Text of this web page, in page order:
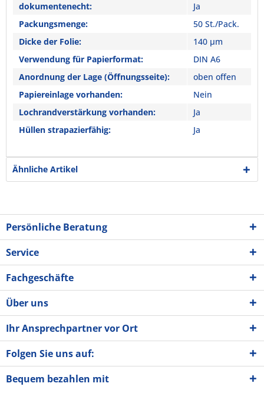
dokumentenecht:
Ja
Packungsmenge:
50 St./Pack.
Dicke der Folie:
140 µm
Verwendung für Papierformat:
DIN A6
Anordnung der Lage (Öffnungsseite):
oben offen
Papiereinlage vorhanden:
Nein
Lochrandverstärkung vorhanden:
Ja
Hüllen strapazierfähig:
Ja
Ähnliche Artikel
Persönliche Beratung
Service
Fachgeschäfte
Über uns
Ihr Ansprechpartner vor Ort
Folgen Sie uns auf:
Bequem bezahlen mit